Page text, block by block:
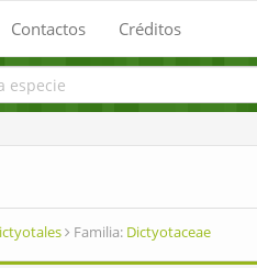
Contactos Créditos
Familia: Dictyotaceae